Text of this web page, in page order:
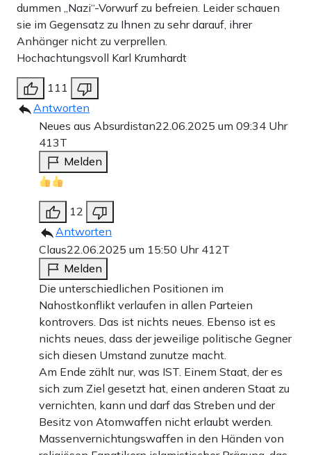
dummen „Nazi“-Vorwurf zu befreien. Leider schauen
sie im Gegensatz zu Ihnen zu sehr darauf, ihrer
Anhänger nicht zu verprellen.
Hochachtungsvoll Karl Krumhardt
111
Antworten
Neues aus Absurdistan22.06.2025 um 09:34 Uhr
413T
Melden
12
Antworten
Claus22.06.2025 um 15:50 Uhr 412T
Melden
Die unterschiedlichen Positionen im
Nahostkonflikt verlaufen in allen Parteien
kontrovers. Das ist nichts neues. Ebenso ist es
nichts neues, dass der jeweilige politische Gegner
sich diesen Umstand zunutze macht.
Am Ende zählt nur, was IST. Einem Staat, der es
sich zum Ziel gesetzt hat, einen anderen Staat zu
vernichten, kann und darf das Streben und der
Besitz von Atomwaffen nicht erlaubt werden.
Massenvernichtungswaffen in den Händen von